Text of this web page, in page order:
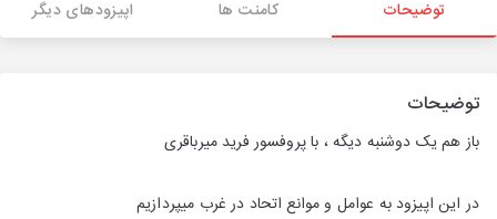
توضیحات کامنت ها اپیزودهای دیگر
توضیحات
باز هم یک دوشنبه دیگه ، با پروفسور فرید میرباقری
در این اپیزود به عوامل و موانع اتحاد در غرب میپردازیم